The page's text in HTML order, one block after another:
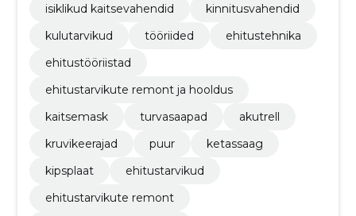
isiklikud kaitsevahendid
kinnitusvahendid
kulutarvikud
tööriided
ehitustehnika
ehitustööriistad
ehitustarvikute remont ja hooldus
kaitsemask
turvasaapad
akutrell
kruvikeerajad
puur
ketassaag
kipsplaat
ehitustarvikud
ehitustarvikute remont